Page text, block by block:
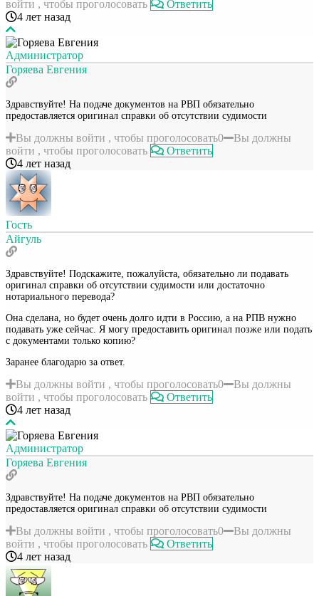
войти , чтобы проголосовать
Ответить
4 лет назад
Администратор
Горяева Евгения
Здравствуйте! На подаче документов на РВП обязательно
предоставляется оригинал справки об отсутствии судимости
Вы должны войти , чтобы проголосовать0
Вы должны
войти , чтобы проголосовать
Ответить
4 лет назад
Гость
Айгуль
Здравствуйте! Подскажите, пожалуйста, обязательно ли подавать
оригинал справки об отсутствии судимости или достаточно
нотариального перевода?
Она сделана, но будет очень долго идти в Россию, а на РПВ нужно
подавать уже сейчас. Я могу предоставить оригинал позже или подать
с документами только копию?
Заранее благодарю за ответ.
Вы должны войти , чтобы проголосовать0
Вы должны
войти , чтобы проголосовать
Ответить
4 лет назад
Администратор
Горяева Евгения
Здравствуйте! На подаче документов на РВП обязательно
предоставляется оригинал справки об отсутствии судимости
Вы должны войти , чтобы проголосовать0
Вы должны
войти , чтобы проголосовать
Ответить
4 лет назад